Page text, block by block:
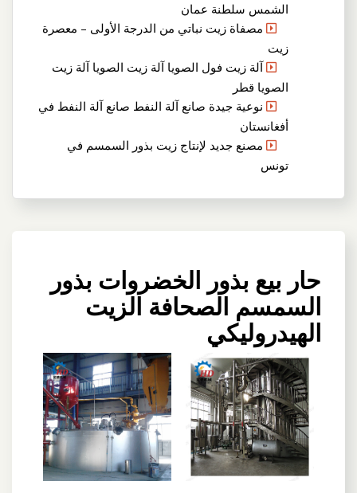
الشمس سلطنة عمان
مصفاة زيت نباتي من الدرجة الأولى – معصرة
زيت
آلة زيت فول الصويا آلة زيت الصويا آلة زيت
الصويا قطر
نوعية جيدة صانع آلة النفط صانع آلة النفط في
أفغانستان
مصنع جديد لإنتاج زيت بذور السمسم في
تونس
حار بيع بذور الخضروات بذور
السمسم الصحافة الزيت
الهيدروليكي